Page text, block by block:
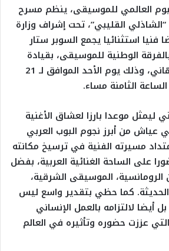
العالمي للموسيقى، ينظم مسرح
“الشاذلي القليبي”، تحت إشراف وزارة
فنيا استثنائيا يجمع السوبر ستار
الوطنية للموسيقى، بقيادة
المايسترو يوسف بالهاني، وذلك يوم الأحد الموافق لـ 21
ليمثل موعدا بارزا لعشاق الأغنية
عياش من أبرز نجوم البوب العربي
مسيرته الفنية في ترسيخ مكانته
على الساحة الغنائية العربية، بفضل
الموسيقى الشرقية،
الحديثة. كما حظي بتقدير واسع ليس
أيضا لالتزامه بالعمل الإنساني
التي عززت حضوره وتأثيره في العالم